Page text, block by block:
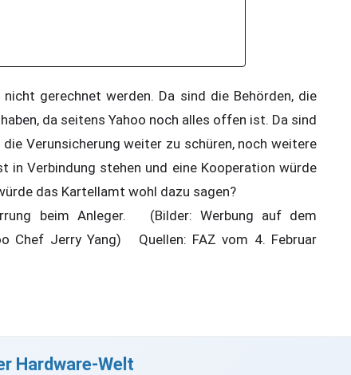
gerechnet werden. Da sind die Behörden, die
da seitens Yahoo noch alles offen ist. Da sind
Verunsicherung weiter zu schüren, noch weitere
in Verbindung stehen und eine Kooperation würde
das Kartellamt wohl dazu sagen?
beim Anleger. (Bilder: Werbung auf dem
Chef Jerry Yang) Quellen: FAZ vom 4. Februar
Hardware-Welt